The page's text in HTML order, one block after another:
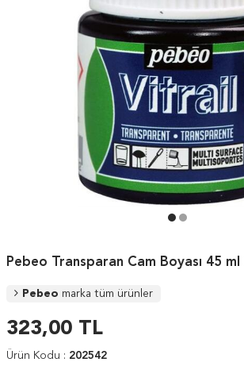
Pebeo Transparan Cam Boyası 45 ml
Pebeo marka tüm ürünler
323,00 TL
Ürün Kodu : 202542